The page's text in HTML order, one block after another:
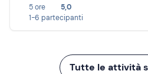
5 ore
5,0
1-6 partecipanti
Tutte le attività